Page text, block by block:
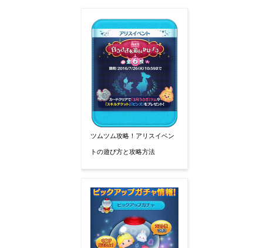
ツムツム攻略！アリスイベン
トの遊び方と攻略方法